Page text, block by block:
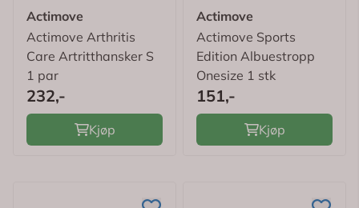
Actimove
Actimove Arthritis
Care Artritthansker S
1 par
232,-
Kjøp
Actimove
Actimove Sports
Edition Albuestropp
Onesize 1 stk
151,-
Kjøp